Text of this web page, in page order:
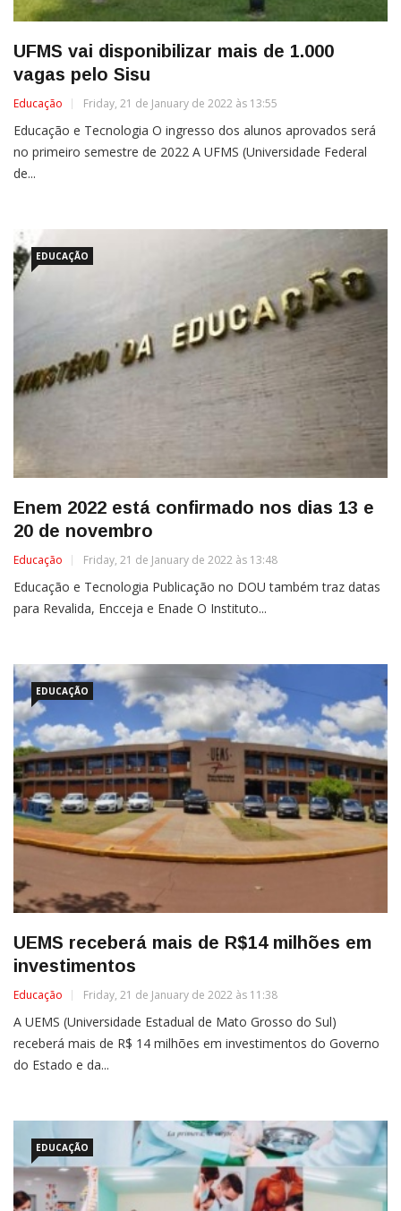
UFMS vai disponibilizar mais de 1.000
vagas pelo Sisu
Educação Friday, 21 de January de 2022 às 13:55
Educação e Tecnologia O ingresso dos alunos aprovados será
no primeiro semestre de 2022 A UFMS (Universidade Federal
de...
EDUCAÇÃO
Enem 2022 está confirmado nos dias 13 e
20 de novembro
Educação Friday, 21 de January de 2022 às 13:48
Educação e Tecnologia Publicação no DOU também traz datas
para Revalida, Encceja e Enade O Instituto...
EDUCAÇÃO
UEMS receberá mais de R$14 milhões em
investimentos
Educação Friday, 21 de January de 2022 às 11:38
A UEMS (Universidade Estadual de Mato Grosso do Sul)
receberá mais de R$ 14 milhões em investimentos do Governo
do Estado e da...
EDUCAÇÃO